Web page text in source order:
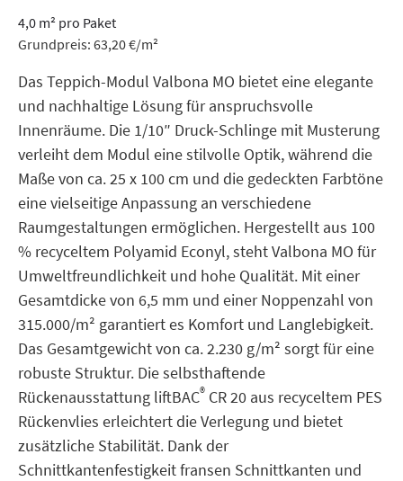
4,0 m² pro Paket
Grundpreis: 63,20€/m²
Das Teppich-Modul Valbona MO bietet eine elegante
und nachhaltige Lösung für anspruchsvolle
Innenräume. Die 1/10″ Druck-Schlinge mit Musterung
verleiht dem Modul eine stilvolle Optik, während die
Maße von ca. 25 x 100 cm und die gedeckten Farbtöne
eine vielseitige Anpassung an verschiedene
Raumgestaltungen ermöglichen. Hergestellt aus 100
% recyceltem Polyamid Econyl, steht Valbona MO für
Umweltfreundlichkeit und hohe Qualität. Mit einer
Gesamtdicke von 6,5 mm und einer Noppenzahl von
315.000/m² garantiert es Komfort und Langlebigkeit.
Das Gesamtgewicht von ca. 2.230 g/m² sorgt für eine
robuste Struktur. Die selbsthaftende
Rückenausstattung liftBAC® CR 20 aus recyceltem PES
Rückenvlies erleichtert die Verlegung und bietet
zusätzliche Stabilität. Dank der
Schnittkantenfestigkeit fransen Schnittkanten und